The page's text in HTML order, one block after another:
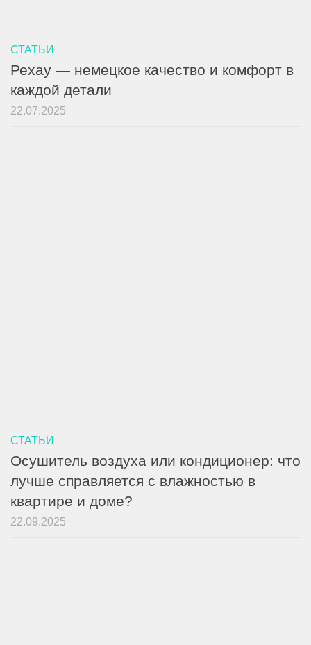
СТАТЬИ
Рехау — немецкое качество и комфорт в
каждой детали
22.07.2025
СТАТЬИ
Осушитель воздуха или кондиционер: что
лучше справляется с влажностью в
квартире и доме?
22.09.2025